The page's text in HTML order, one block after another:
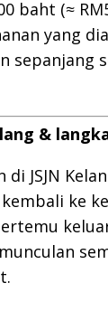
baht (≈
yang
sepanjang
&
di JSJN
ke